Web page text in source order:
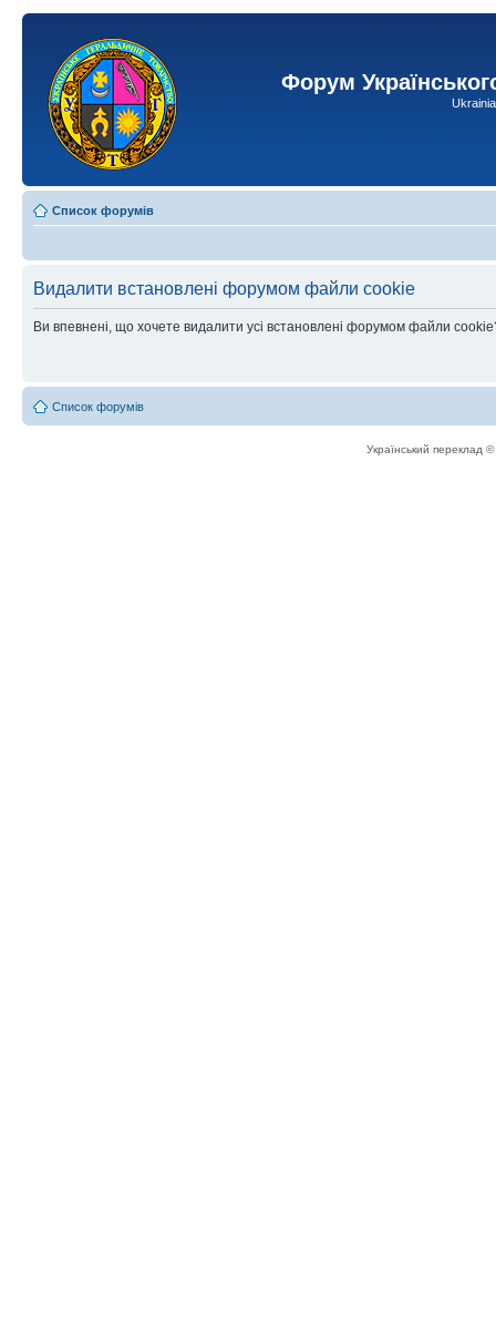
Форум
Список форумів
Видалити встановлені форумом файли cookie
Ви впевнені, що хочете видалити усі встановлені форумом файли
Список форумів
Український переклад